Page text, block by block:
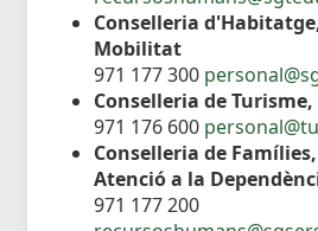
Conselleria
Mobilitat
971 177 300
Conselleria de
971 176 600
Conselleria de
Atenció a la
971 177 200